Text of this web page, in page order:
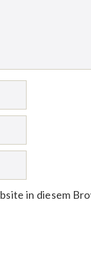
in diesem